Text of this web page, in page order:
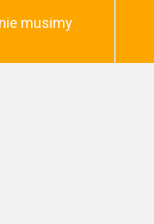
musimy